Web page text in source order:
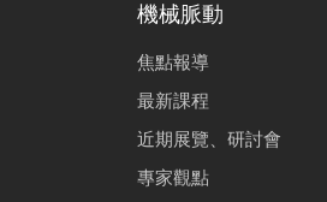
機械脈動
焦點報導
最新課程
近期展覽、研討會
專家觀點